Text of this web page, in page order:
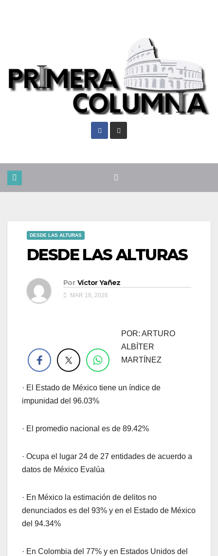
DESDE LAS ALTURAS
DESDE LAS ALTURAS
Por Víctor Yañez
MAR 18, 2026
POR: ARTURO
ALBÍTER
MARTÍNEZ
· El Estado de México tiene un índice de
impunidad del 96.03%
· El promedio nacional es de 89.42%
· Ocupa el lugar 24 de 27 entidades de acuerdo a
datos de México Evalúa
· En México la estimación de delitos no
denunciados es del 93% y en el Estado de México
del 94.34%
· En Colombia del 77% y en Estados Unidos del